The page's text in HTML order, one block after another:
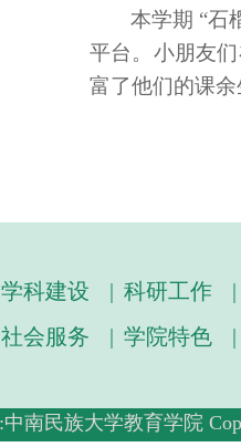
本学期 “石
平台。小朋友
富了他们的课
学科建设 | 科研工作
|
社会服务 | 学院特色
|
南民族大学教育学院